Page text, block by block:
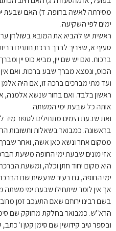
מסירתה לאשה בחופה. ד) האם שבעת
ימים לפי השקיעה.
ראשית יש להביא את המובא בשולחן
סעיף א, שצריך לברך ברכת חתנים
ברכות. ואם יש שם יין, מביא כוס יין
הכוס, ונמצא מברך שבע ברכות. ואם אין
ועד מתי מברכים ברכה זו, אם היה
ראשון בלבד. ואם בחור שנשא אלמנה,
אותה כל שבעת ימי המשתה.
ואת שבעת הימים מתחילים לספור
בראשונה. כמבואר בשאלות ותשובות
ממקום אחר ונשא כאן אשה, ואחר
אזי מונים שבעת ימי החופה משעת
היא מקום יחוד חתן וכלה, ומשעת
ימי החופה, גם בעיר שנעשית שם
אך אין לומר שיתחילו שבעת ימי משתה
בשם רבינו ירוחם שאם התעכב זמן
הרא"ש. כמבואר בחלקת מחוקק שם
ובספר טיב קידושין שם סימן קטן ו'